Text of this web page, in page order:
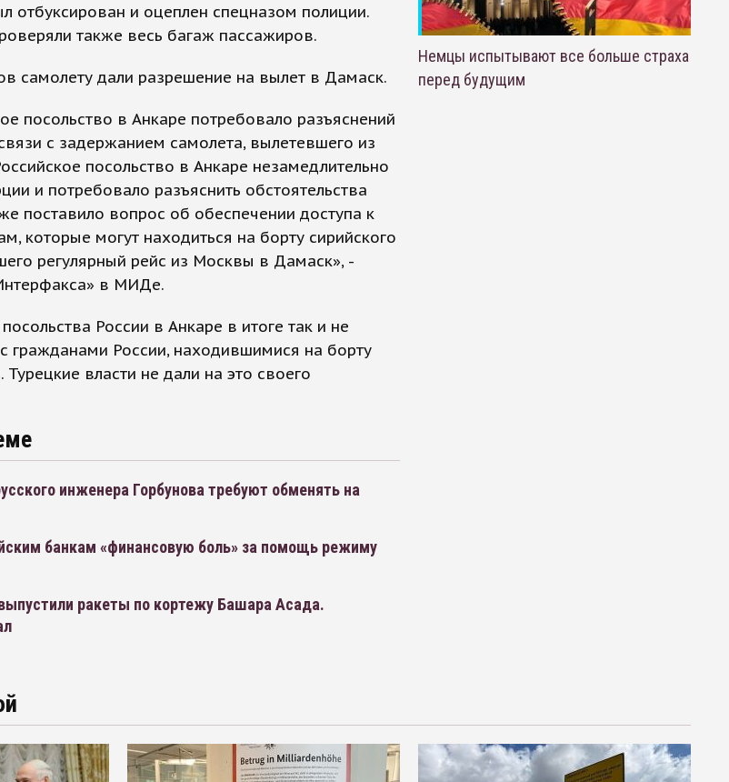
отбуксирован и оцеплен спецназом полиции.
также весь багаж пассажиров.
самолету дали разрешение на вылет в Дамаск.
посольство в Анкаре потребовало разъяснений
с задержанием самолета, вылетевшего из
посольство в Анкаре незамедлительно
и потребовало разъяснить обстоятельства
поставило вопрос об обеспечении доступа к
которые могут находиться на борту сирийского
регулярный рейс из Москвы в Дамаск», -
в МИДе.
России в Анкаре в итоге так и не
с гражданами России, находившимися на борту
Турецкие власти не дали на это своего
инженера Горбунова требуют обменять на
банкам «финансовую боль» за помощь режиму
ракеты по кортежу Башара Асада.
Немцы испытывают все больше страха
перед будущим